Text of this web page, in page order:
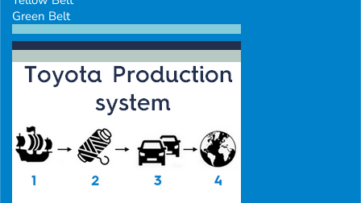
Green Belt